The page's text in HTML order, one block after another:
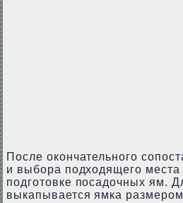
После окончательного
и выбора подходящего места
подготовке посадочных ям.
выкапывается ямка